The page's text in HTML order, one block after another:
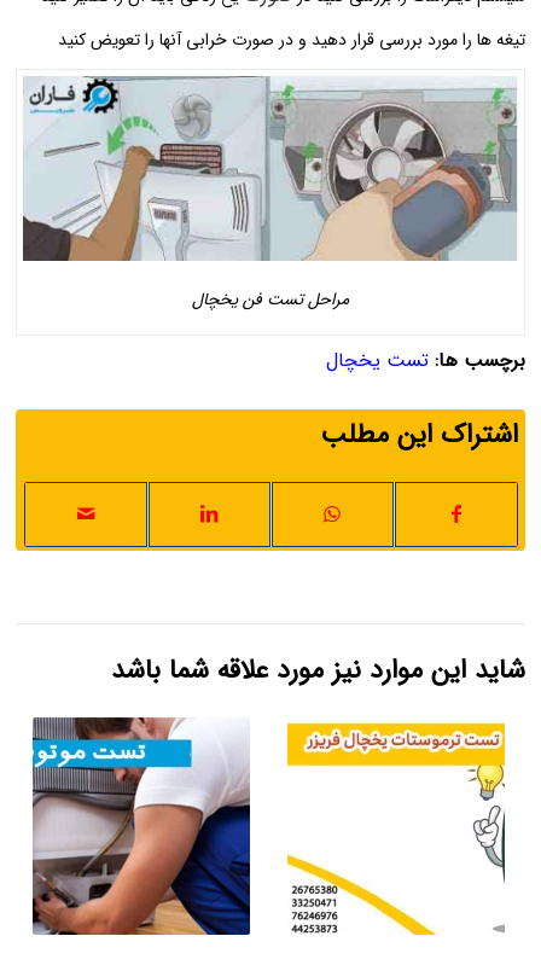
تیغه ها را مورد بررسی قرار دهید و در صورت خرابی آنها را تعویض کنید
مراحل تست فن یخچال
برچسب ها: تست یخچال
اشتراک این مطلب
شاید این موارد نیز مورد علاقه شما باشد